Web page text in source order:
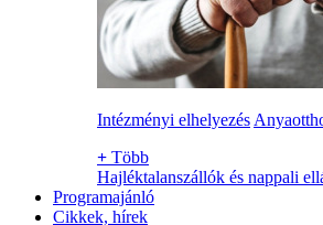
Intézményi elhelyezés
+ Több
Hajléktalanszállók és nappali
Programajánló
Cikkek, hírek